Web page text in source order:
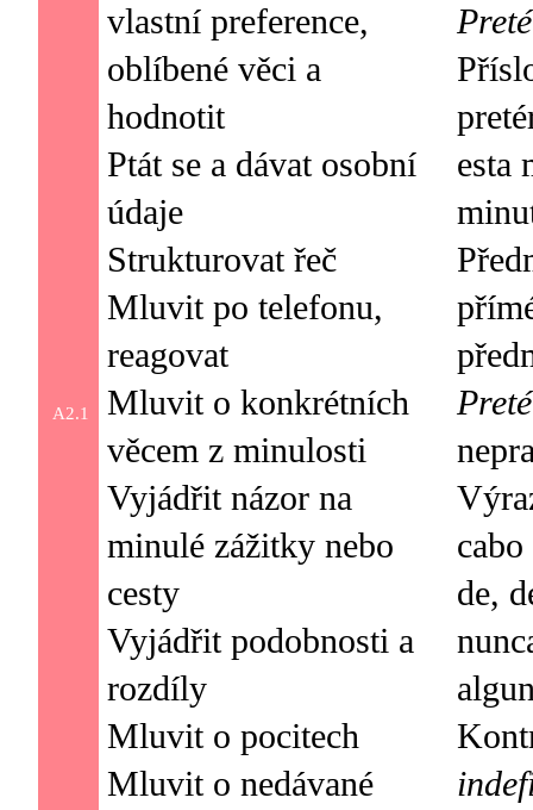
A2.1
vlastní preference,
oblíbené věci a
hodnotit
Ptát se a dávat osobní
údaje
Strukturovat řeč
Mluvit po telefonu,
reagovat
Mluvit o konkrétních
věcem z minulosti
Vyjádřit názor na
minulé zážitky nebo
cesty
Vyjádřit podobnosti a
rozdíly
Mluvit o pocitech
Mluvit o nedávané
esta
de,